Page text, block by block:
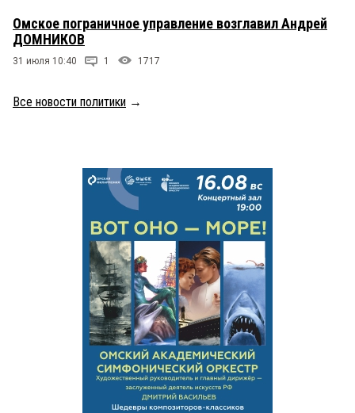
Омское пограничное управление возглавил Андрей
ДОМНИКОВ
31 июля 10:40 1 1717
Все новости политики →